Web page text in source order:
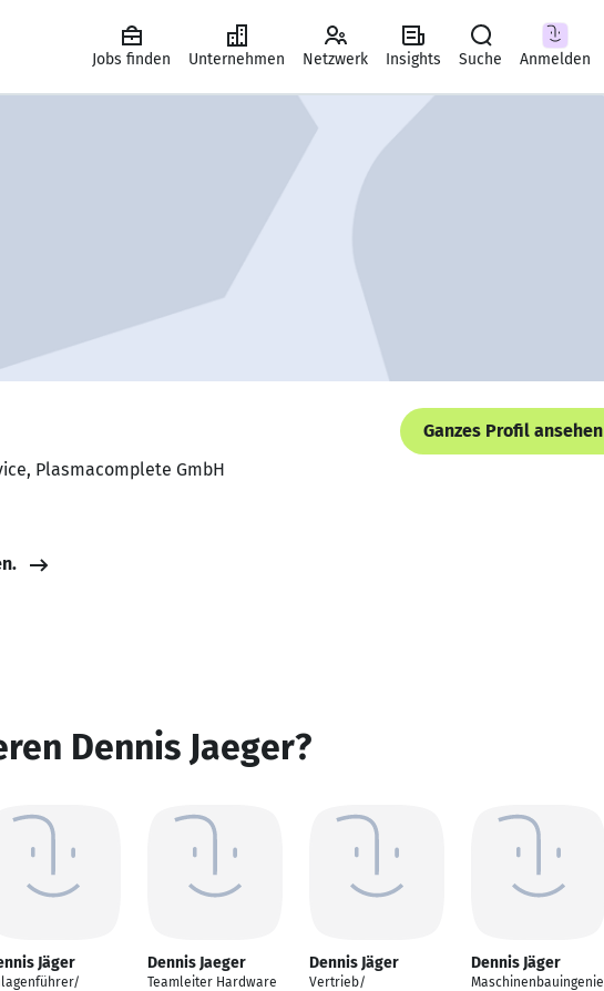
Jobs finden Unternehmen Netzwerk Insights Suche Anmelden
Ganzes Profil ansehen
Plasmacomplete GmbH
Dennis Jaeger?
Jäger Dennis Jaeger
Teamleiter Hardware
Dennis Jäger
Vertrieb/
Dennis Jäger
Maschinenbauingenie